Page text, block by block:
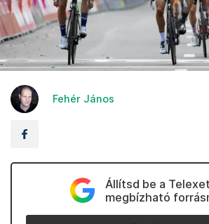
Fehér János
Állítsd be a Telexet
megbízható